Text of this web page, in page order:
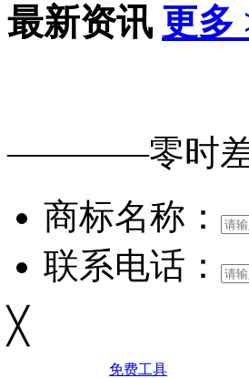
最新资讯 更多
————零时差
商标名称：
联系电话：
╳
免费工具